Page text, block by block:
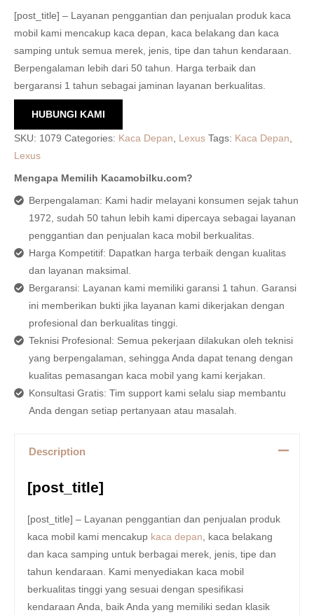
[post_title] – Layanan penggantian dan penjualan produk kaca
mobil kami mencakup kaca depan, kaca belakang dan kaca
samping untuk semua merek, jenis, tipe dan tahun kendaraan.
Berpengalaman lebih dari 50 tahun. Harga terbaik dan
bergaransi 1 tahun sebagai jaminan layanan berkualitas.
HUBUNGI KAMI
SKU: 1079 Categories: Kaca Depan, Lexus Tags: Kaca Depan,
Lexus
Mengapa Memilih Kacamobilku.com?
Berpengalaman: Kami hadir melayani konsumen sejak tahun
1972, sudah 50 tahun lebih kami dipercaya sebagai layanan
penggantian dan penjualan kaca mobil berkualitas.
Harga Kompetitif: Dapatkan harga terbaik dengan kualitas
dan layanan maksimal.
Bergaransi: Layanan kami memiliki garansi 1 tahun. Garansi
ini memberikan bukti jika layanan kami dikerjakan dengan
profesional dan berkualitas tinggi.
Teknisi Profesional: Semua pekerjaan dilakukan oleh teknisi
yang berpengalaman, sehingga Anda dapat tenang dengan
kualitas pemasangan kaca mobil yang kami kerjakan.
Konsultasi Gratis: Tim support kami selalu siap membantu
Anda dengan setiap pertanyaan atau masalah.
Description
[post_title]
[post_title] – Layanan penggantian dan penjualan produk
kaca mobil kami mencakup kaca depan , kaca belakang
dan kaca samping untuk berbagai merek, jenis, tipe dan
tahun kendaraan. Kami menyediakan kaca mobil
berkualitas tinggi yang sesuai dengan spesifikasi
kendaraan Anda, baik Anda yang memiliki sedan klasik